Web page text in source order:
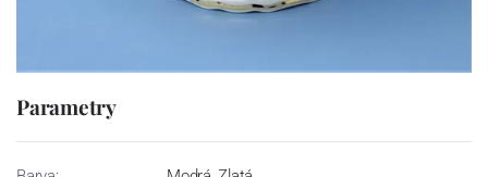
Parametry